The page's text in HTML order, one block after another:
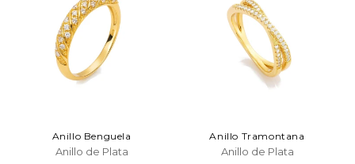
Anillo Benguela
Anillo de Plata
Anillo Tramontana
Anillo de Plata